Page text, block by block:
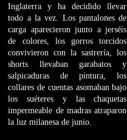
Inglaterra y ha decidido llevar
todo a la vez. Los pantalones de
carga aparecieron junto a jerséis
de colores, los gorros torcidos
convivieron con la sastrería, los
shorts llevaban garabatos y
salpicaduras de pintura, los
collares de cuentas asomaban bajo
los suéteres y las chaquetas
impermeable de madras atraparon
la luz milanesa de junio.